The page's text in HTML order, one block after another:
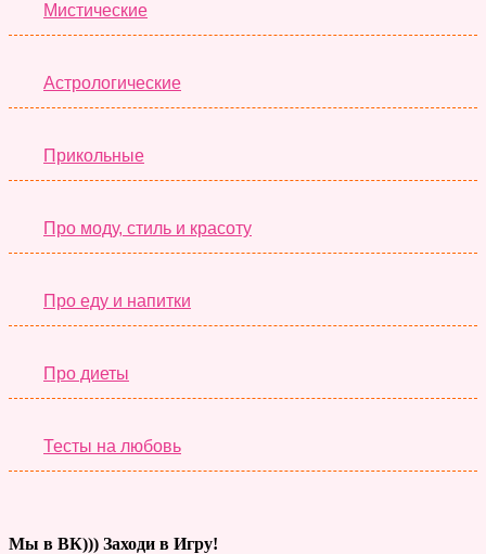
Мистические
Астрологические
Прикольные
Про моду, стиль и красоту
Про еду и напитки
Про диеты
Тесты на любовь
Мы в ВК))) Заходи в Игру!